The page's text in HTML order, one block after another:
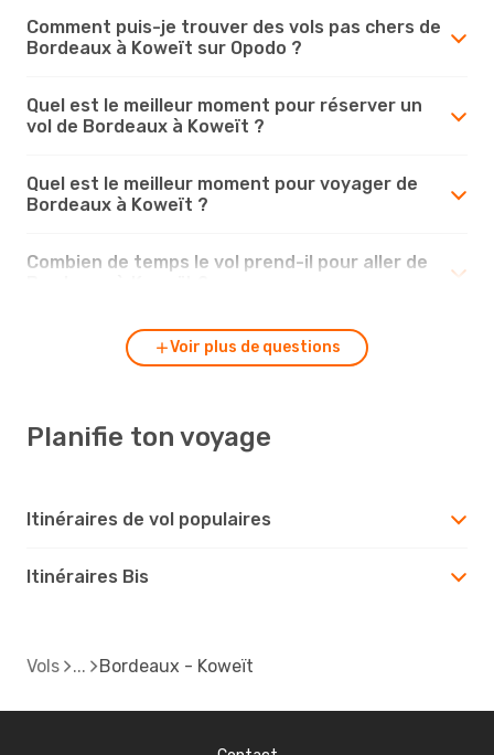
Comment puis-je trouver des vols pas chers de
Bordeaux à Koweït sur Opodo ?
Quel est le meilleur moment pour réserver un
vol de Bordeaux à Koweït ?
Quel est le meilleur moment pour voyager de
Bordeaux à Koweït ?
Combien de temps le vol prend-il pour aller de
Voir plus de questions
Planifie ton voyage
Itinéraires de vol populaires
Itinéraires Bis
Vols Bordeaux - Koweït